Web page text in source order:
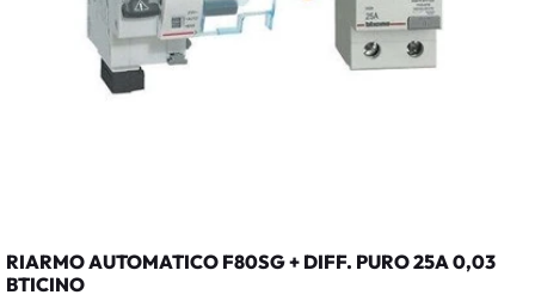
RIARMO AUTOMATICO F80SG + DIFF. PURO 25A 0,03
BTICINO